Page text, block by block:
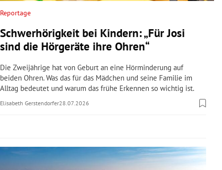
Untermenü
Untermenü
Untermenü
Untermenü
Untermenü
Reportage
Schwerhörigkeit bei Kindern: „Für Josi
sind die Hörgeräte ihre Ohren“
Die Zweijährige hat von Geburt an eine Hörminderung auf
beiden Ohren. Was das für das Mädchen und seine Familie im
Alltag bedeutet und warum das frühe Erkennen so wichtig ist.
Elisabeth Gerstendorfer28.07.2026